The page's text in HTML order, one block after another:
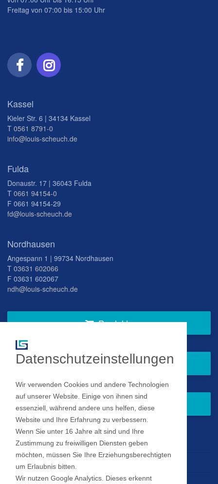
Freitag von 07:00 bis 15:00 Uhr
Kassel
Kieler Str. 6 | 34134 Kassel
T 0561 8791-0
info@louis-scheuch.de
Fulda
Donaustr. 17 | 36043 Fulda
T 0661 94154-0
F 0661 94154-29
fd@louis-scheuch.de
Nordhausen
Angespann 1 | 99734 Nordhausen
T 03631 602066
F 03631 602067
ndh@louis-scheuch.de
Produkte
Fragen Sie gern bei uns an
Zum Newsletter anmelden
Impressum
Datenschutz
Datenschutzeinstellungen
Wir verwenden Cookies und andere Technologien
auf unserer Website. Einige von ihnen sind
essenziell, während andere uns helfen, diese
Website und Ihre Erfahrung zu verbessern.
Wenn Sie unter 16 Jahre alt sind und Ihre
Zustimmung zu freiwilligen Diensten geben
möchten, müssen Sie Ihre Erziehungsberechtigten
um Erlaubnis bitten.
Wir nutzen Google Analytics. Dieses erkennt